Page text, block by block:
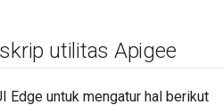
utilitas Apigee
Edge untuk mengatur hal berikut